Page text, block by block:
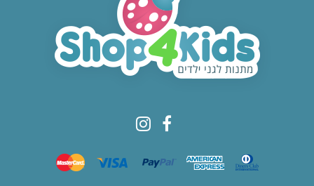
© All rights reserved to Shop4kids